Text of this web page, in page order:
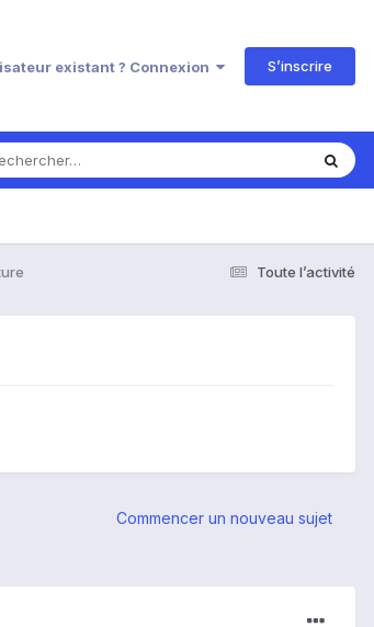
existant ? Connexion S’inscrire
Toute l’activité
Commencer un nouveau sujet